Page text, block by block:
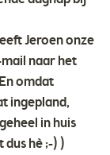
Jeroen onze
naar het
omdat
ingepland,
in huis
hè ;-) )